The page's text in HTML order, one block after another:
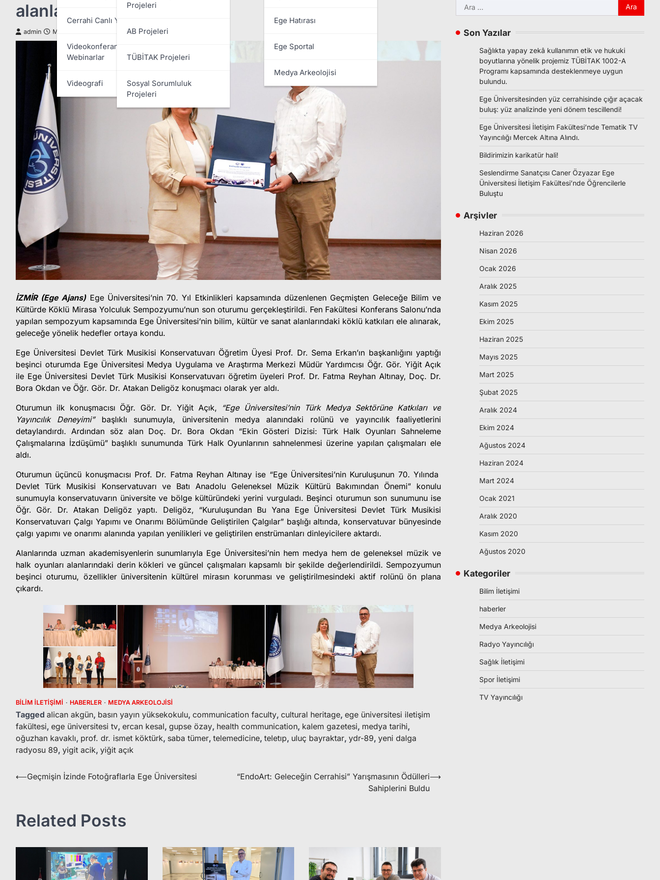
Cerrahi Canlı Yayınları
Videokonferans Ve
Webinarlar
Videografi
Projeleri
AB Projeleri
TÜBİTAK Projeleri
Sosyal Sorumluluk
Projeleri
Ege Hatırası
Ege Sportal
Medya Arkeolojisi
alanlarındaki rolü anlatıldı.
admin Mayıs 14, 2025
İZMİR (Ege Ajans)Ege Üniversitesi’nin 70. Yıl Etkinlikleri kapsamında düzenlenen Geçmişten Geleceğe Bilim ve
Kültürde Köklü Mirasa Yolculuk Sempozyumu’nun son oturumu gerçekleştirildi. Fen Fakültesi Konferans Salonu’nda
yapılan sempozyum kapsamında Ege Üniversitesi’nin bilim, kültür ve sanat alanlarındaki köklü katkıları ele alınarak,
geleceğe yönelik hedefler ortaya kondu.
Ege Üniversitesi Devlet Türk Musikisi Konservatuvarı Öğretim Üyesi Prof. Dr. Sema Erkan’ın başkanlığını yaptığı
beşinci oturumda Ege Üniversitesi Medya Uygulama ve Araştırma Merkezi Müdür Yardımcısı Öğr. Gör. Yiğit Açık
ile Ege Üniversitesi Devlet Türk Musikisi Konservatuvarı öğretim üyeleri Prof. Dr. Fatma Reyhan Altınay, Doç. Dr.
Bora Okdan ve Öğr. Gör. Dr. Atakan Deligöz konuşmacı olarak yer aldı.
Oturumun ilk konuşmacısı Öğr. Gör. Dr. Yiğit Açık,
“Ege Üniversitesi’nin Türk Medya Sektörüne Katkıları ve
Yayıncılık Deneyimi”başlıklı sunumuyla, üniversitenin medya alanındaki rolünü ve yayıncılık faaliyetlerini
detaylandırdı. Ardından söz alan Doç. Dr. Bora Okdan “Ekin Gösteri Dizisi: Türk Halk Oyunları Sahneleme
Çalışmalarına İzdüşümü” başlıklı sunumunda Türk Halk Oyunlarının sahnelenmesi üzerine yapılan çalışmaları ele
aldı.
Oturumun üçüncü konuşmacısı Prof. Dr. Fatma Reyhan Altınay ise “Ege Üniversitesi’nin Kuruluşunun 70. Yılında
Devlet Türk Musikisi Konservatuvarı ve Batı Anadolu Geleneksel Müzik Kültürü Bakımından Önemi” konulu
sunumuyla konservatuvarın üniversite ve bölge kültüründeki yerini vurguladı. Beşinci oturumun son sunumunu ise
Öğr. Gör. Dr. Atakan Deligöz yaptı. Deligöz, “Kuruluşundan Bu Yana Ege Üniversitesi Devlet Türk Musikisi
Konservatuvarı Çalgı Yapımı ve Onarımı Bölümünde Geliştirilen Çalgılar” başlığı altında, konservatuvar bünyesinde
çalgı yapımı ve onarımı alanında yapılan yenilikleri ve geliştirilen enstrümanları dinleyicilere aktardı.
Alanlarında uzman akademisyenlerin sunumlarıyla Ege Üniversitesi’nin hem medya hem de geleneksel müzik ve
halk oyunları alanlarındaki derin kökleri ve güncel çalışmaları kapsamlı bir şekilde değerlendirildi. Sempozyumun
beşinci oturumu, özellikler üniversitenin kültürel mirasın korunması ve geliştirilmesindeki aktif rolünü ön plana
çıkardı.
BILIM İLETIŞIMI HABERLER MEDYA ARKEOLOJISI
Tagged alican akgün, basın yayın yüksekokulu, communication faculty, cultural heritage, ege üniversitesi iletişim
fakültesi, ege üniversitesi tv, ercan kesal, gupse özay, health communication, kalem gazetesi, medya tarihi,
oğuzhan kavaklı, prof. dr. ismet köktürk, saba tümer, telemedicine, teletıp, uluç bayraktar, ydr-89, yeni dalga
radyosu 89, yigit acik, yiğit açık
Yazı
⟵Geçmişin İzinde Fotoğraflarla Ege Üniversitesi
“EndoArt: Geleceğin Cerrahisi” Yarışmasının Ödülleri
Sahiplerini Buldu
⟶
Related Posts
Arama:
Son Yazılar
Sağlıkta yapay zekâ kullanımın etik ve hukuki
boyutlarına yönelik projemiz TÜBİTAK 1002-A
Programı kapsamında desteklenmeye uygun
bulundu.
Ege Üniversitesinden yüz cerrahisinde çığır açacak
buluş: yüz analizinde yeni dönem tescillendi!
Ege Üniversitesi İletişim Fakültesi’nde Tematik TV
Yayıncılığı Mercek Altına Alındı.
Bildirimizin karikatür hali!
Seslendirme Sanatçısı Caner Özyazar Ege
Üniversitesi İletişim Fakültesi’nde Öğrencilerle
Buluştu
Arşivler
Haziran 2026
Nisan 2026
Ocak 2026
Aralık 2025
Kasım 2025
Ekim 2025
Haziran 2025
Mayıs 2025
Mart 2025
Şubat 2025
Aralık 2024
Ekim 2024
Ağustos 2024
Haziran 2024
Mart 2024
Ocak 2021
Aralık 2020
Kasım 2020
Ağustos 2020
Kategoriler
Bilim İletişimi
haberler
Medya Arkeolojisi
Radyo Yayıncılığı
Sağlık İletişimi
Spor İletişimi
TV Yayıncılığı